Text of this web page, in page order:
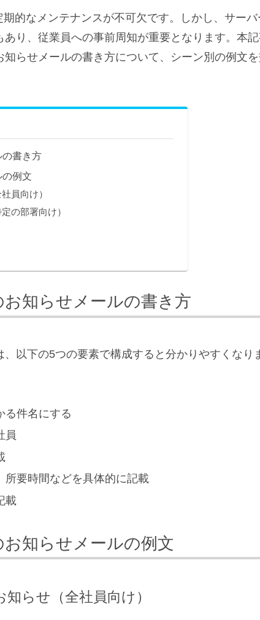
的なメンテナンスが不可欠です。しかし、サーバ
り、従業員への事前周知が重要となります。本
らせメールの書き方について、シーン別の例文を
書き方
例文
員向け）
の部署向け）
知らせメールの書き方
以下の5つの要素で構成すると分かりやすくなり
る件名にする
員
所要時間などを具体的に記載
載
知らせメールの例文
らせ（全社員向け）